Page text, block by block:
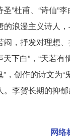
圣”杜甫、“诗仙
浪漫主义诗人
，抒发对理想
天下白”，“天若
，创作的诗文为
李贺长期的抑
网络